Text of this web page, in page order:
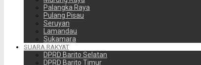
Palangka Raya
Pulang Pisau
Seruyan
Lamandau
Sukamara
SUARA RAKYAT
DPRD Barito Selatan
DPRD Barito Timur